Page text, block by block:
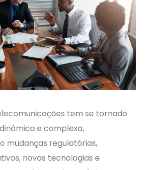
tem se tornado
e complexa,
mudanças regulatórias,
novas tecnologias e